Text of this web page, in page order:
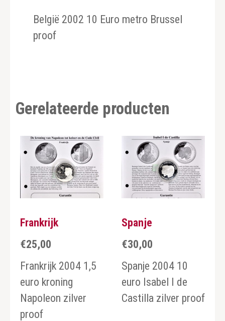
België 2002 10 Euro metro Brussel
proof
Gerelateerde producten
Frankrijk
€25,00
Frankrijk 2004 1,5
euro kroning
Napoleon zilver
proof
Spanje
€30,00
Spanje 2004 10
euro Isabel I de
Castilla zilver proof